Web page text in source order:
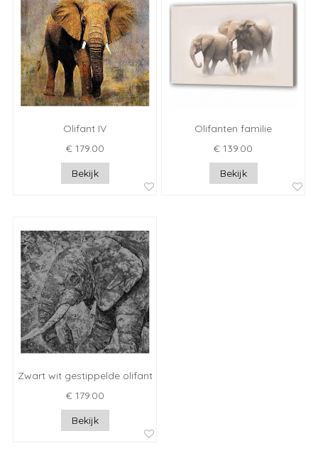
Olifant IV
€ 179.00
Bekijk
Olifanten familie
€ 139.00
Bekijk
Zwart wit gestippelde olifant
€ 179.00
Bekijk